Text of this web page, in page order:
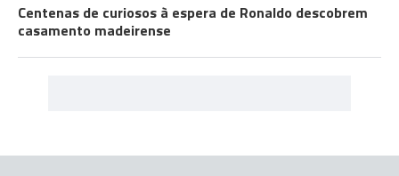
Centenas de curiosos à espera de Ronaldo descobrem
casamento madeirense